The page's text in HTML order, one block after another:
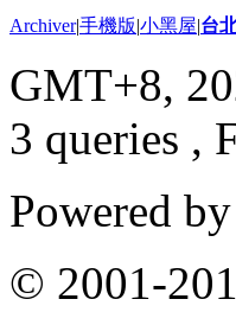
Archiver|手機版|小黑屋|台
GMT+8,
3 queries ,
Powered by
© 2001-